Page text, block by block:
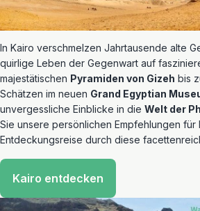
In Kairo verschmelzen Jahrtausende alte
quirlige Leben der Gegenwart auf
majestätischen Pyramiden von Gizeh bis
Schätzen im neuen Grand Egyptian
unvergessliche Einblicke in die Welt der
Sie unsere persönlichen Empfehlungen für
Entdeckungsreise durch diese
Kairo entdecken